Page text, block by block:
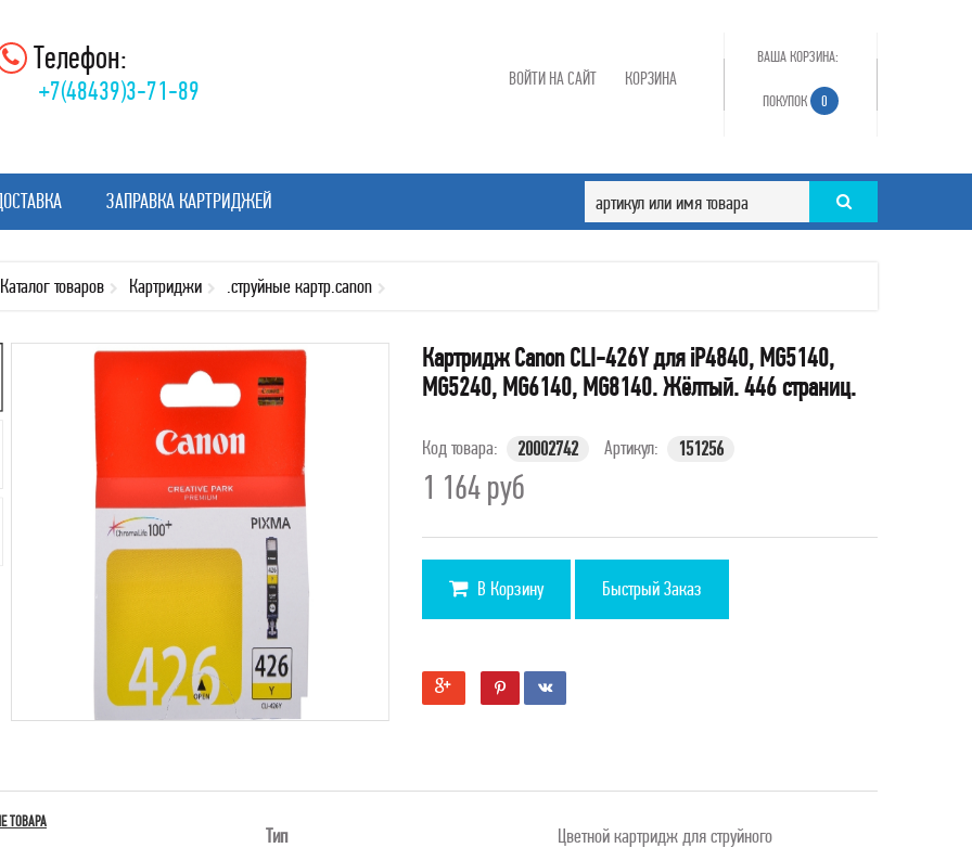
Телефон:
+7(48439)3-71-89
ВАША КОРЗИНА:
ПОКУПОК 0
ВОЙТИ НА САЙТ КОРЗИНА
ЗАПРАВКА КАРТРИДЖЕЙ
Каталог товаров Картриджи .струйные картр.canon
Картридж Canon CLI-426Y для iP4840, MG5140,
MG5240, MG6140, MG8140. Жёлтый. 446 страниц.
Код товара: 20002742 Артикул: 151256
1 164руб
В Корзину Быстрый Заказ
ТОВАРА
Тип
Цветной картридж для струйного